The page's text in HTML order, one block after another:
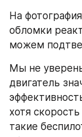
На
обломки
можем
Мы не
двигатель
хотя
такие